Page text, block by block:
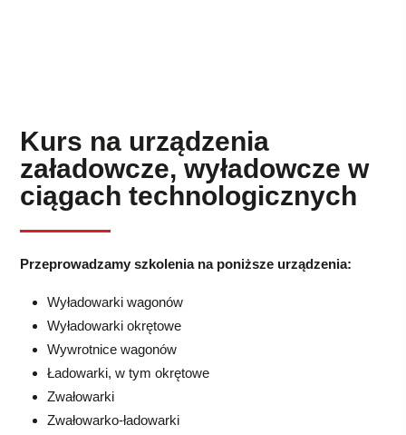
Kurs na urządzenia
załadowcze, wyładowcze w
ciągach technologicznych
Przeprowadzamy szkolenia na poniższe urządzenia:
Wyładowarki wagonów
Wyładowarki okrętowe
Wywrotnice wagonów
Ładowarki, w tym okrętowe
Zwałowarki
Zwałowarko-ładowarki